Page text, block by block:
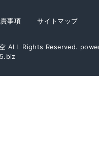
事項 サイトマップ
ALL Rights Reserved.